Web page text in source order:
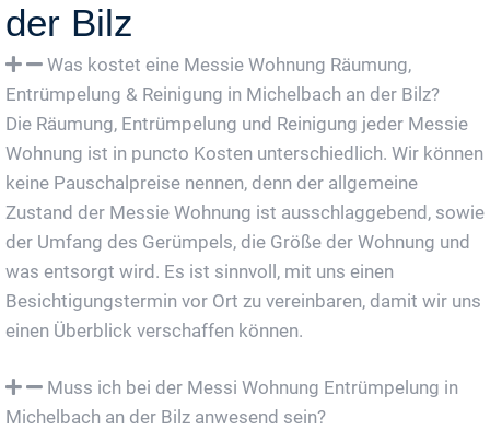
der Bilz
Was kostet eine Messie Wohnung Räumung,
Entrümpelung & Reinigung in Michelbach an der Bilz?
Die Räumung, Entrümpelung und Reinigung jeder Messie
Wohnung ist in puncto Kosten unterschiedlich. Wir können
keine Pauschalpreise nennen, denn der allgemeine
Zustand der Messie Wohnung ist ausschlaggebend, sowie
der Umfang des Gerümpels, die Größe der Wohnung und
was entsorgt wird. Es ist sinnvoll, mit uns einen
Besichtigungstermin vor Ort zu vereinbaren, damit wir uns
einen Überblick verschaffen können.
Muss ich bei der Messi Wohnung Entrümpelung in
Michelbach an der Bilz anwesend sein?